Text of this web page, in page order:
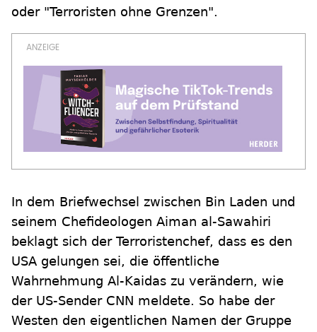
oder "Terroristen ohne Grenzen".
In dem Briefwechsel zwischen Bin Laden und
seinem Chefideologen Aiman al-Sawahiri
beklagt sich der Terroristenchef, dass es den
USA gelungen sei, die öffentliche
Wahrnehmung Al-Kaidas zu verändern, wie
der US-Sender CNN meldete. So habe der
Westen den eigentlichen Namen der Gruppe